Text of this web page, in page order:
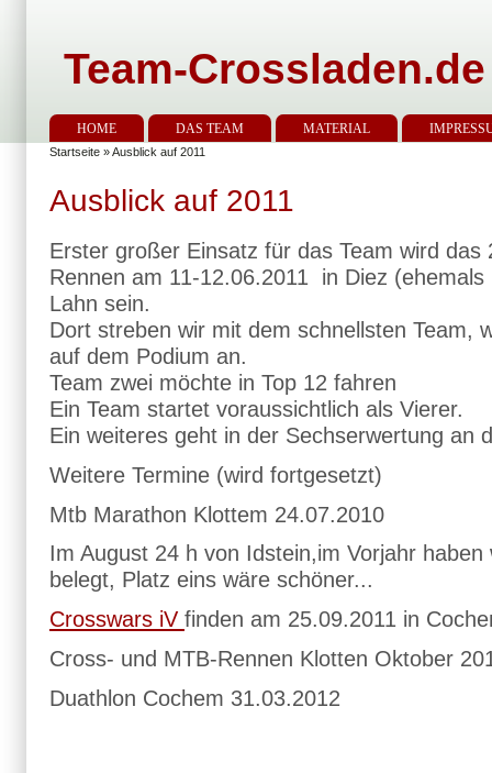
Team-Crossladen.de
HOME DAS TEAM MATERIAL
Startseite » Ausblick auf 2011
Ausblick auf 2011
Erster großer Einsatz für das Team wird das
Rennen am 11-12.06.2011 in Diez
Lahn sein.
Dort streben wir mit dem schnellsten Team,
auf dem Podium an.
Team zwei möchte in Top 12 fahren
Ein Team startet voraussichtlich als Vierer.
Ein weiteres geht in der Sechserwertung an
Weitere Termine (wird fortgesetzt)
Mtb Marathon Klottem 24.07.2010
Im August 24 h von Idstein,im Vorjahr haben
belegt, Platz eins wäre schöner...
Crosswars iV finden am 25.09.2011 in
Cross- und MTB-Rennen Klotten Oktober
Duathlon Cochem 31.03.2012